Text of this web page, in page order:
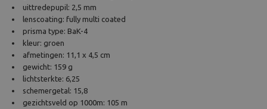
uittredepupil: 2,5 mm
lenscoating: fully multi coated
prisma type: BaK-4
kleur: groen
afmetingen: 11,1 x 4,5 cm
gewicht: 159 g
lichtsterkte: 6,25
schemergetal: 15,8
gezichtsveld op 1000m: 105 m